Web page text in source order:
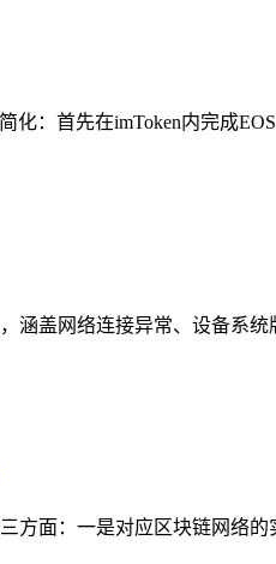
：首先在imToken内完成
涵盖网络连接异常、设备系
方面：一是对应区块链网络